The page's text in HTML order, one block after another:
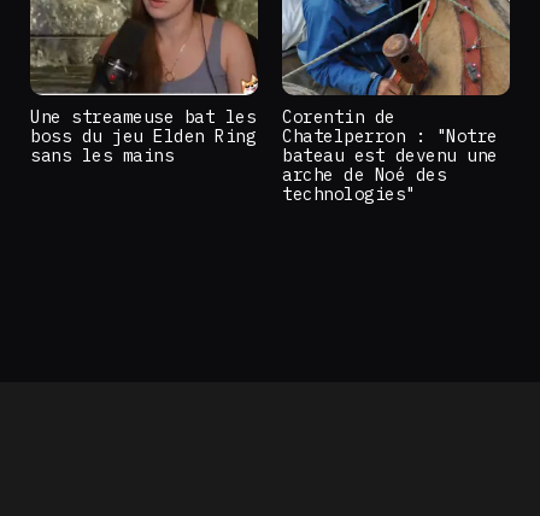
Une streameuse bat les
boss du jeu Elden Ring
sans les mains
Corentin de
Chatelperron : "Notre
bateau est devenu une
arche de Noé des
technologies"